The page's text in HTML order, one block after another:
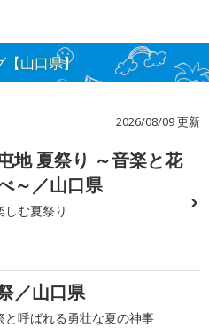
【山口県】
2026/08/09 更新
地 夏祭り ～音楽と花
～／山口県
しむ夏祭り
／山口県
と呼ばれる勇壮な夏の神事